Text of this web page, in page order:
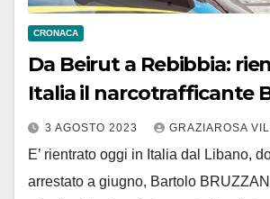
CRONACA
Da Beirut a Rebibbia:
Italia il narcotrafficante
3 AGOSTO 2023 GRAZIAROSA
E’ rientrato oggi in Italia dal Libano,
arrestato a giugno, Bartolo